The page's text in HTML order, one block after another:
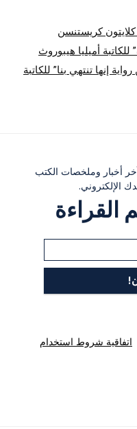
كريستنسن
أميليا هيبوروث
إنها تنتهي بنا” للكاتبة
أخبار وملخصات الكتب
الإلكتروني.
القراءة
اتفاقية شروط استخدام